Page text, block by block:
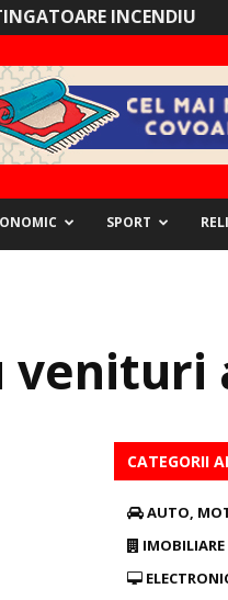
INCENDIU
SPORT
CATEGORII
AUTO,
IMOBILIARE